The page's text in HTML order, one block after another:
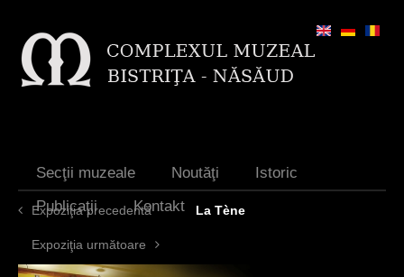
Secţii muzeale Noutăţi
Istoric
Publicaţii
Kontakt
Expoziţia precedentă La Tène
Expoziţia următoare